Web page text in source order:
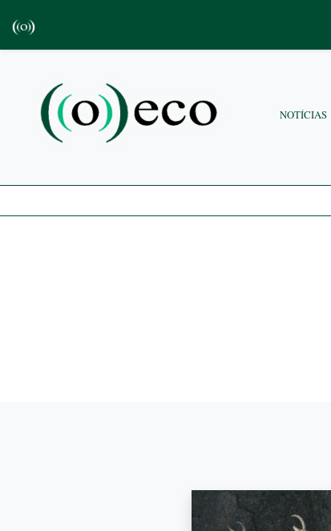
NOTÍCIAS